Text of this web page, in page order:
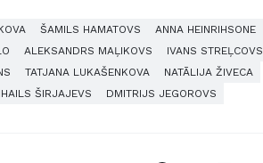
ŠAMILS HAMATOVS
ANNA HEINRIHSONE
ALEKSANDRS MAĻIKOVS
IVANS STREĻCOVS
TATJANA LUKAŠENKOVA
NATĀLIJA ŽIVECA
ŠIRJAJEVS DMITRIJS JEGOROVS